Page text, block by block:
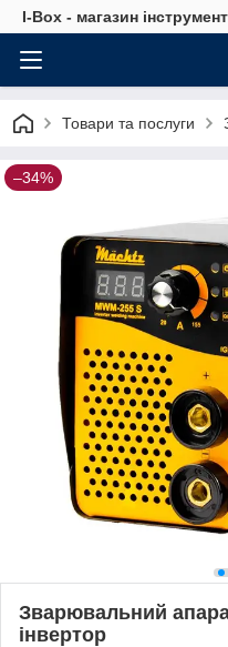
I-Box - магазин
Товари та послуги
–34%
Зварювальний
інвертор